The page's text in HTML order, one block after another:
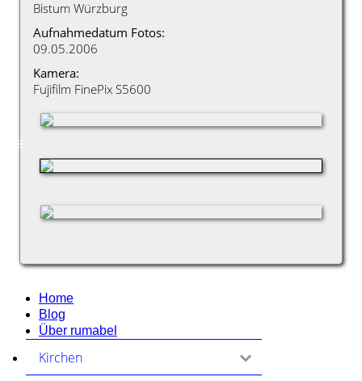
Bistum Würzburg
Aufnahmedatum Fotos:
09.05.2006
Kamera:
Fujifilm FinePix S5600
Home
Blog
Über rumabel
Kirchen